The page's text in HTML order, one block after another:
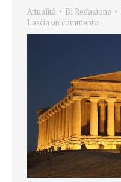
Attualità Di Redazione
Lascia un commento